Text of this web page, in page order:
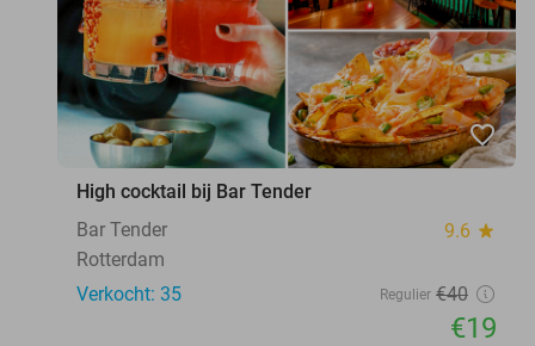
favorite_border
High cocktail bij Bar Tender
Bar Tender
9.6 star
Rotterdam
Verkocht: 35
Regulier €40
€19